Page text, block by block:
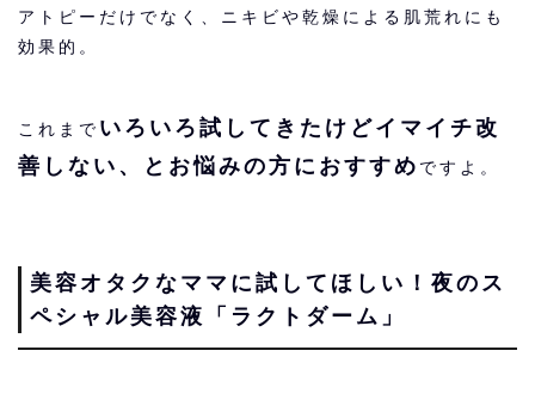
アトピーだけでなく、ニキビや乾燥による肌荒れにも
効果的。
これまで いろいろ試してきたけどイマイチ改
善しない、とお悩みの方におすすめ ですよ。
美容オタクなママに試してほしい！夜のス
ペシャル美容液「ラクトダーム」